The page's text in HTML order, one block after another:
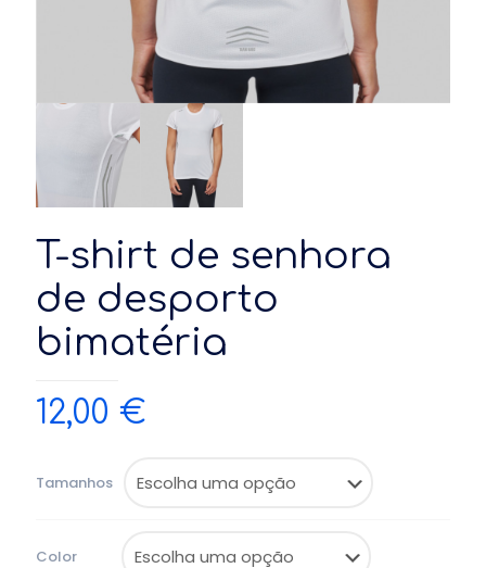
T-shirt de senhora
de desporto
bimatéria
12,00 €
Tamanhos
Color